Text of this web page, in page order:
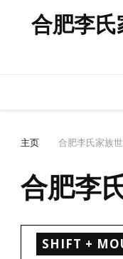
合肥李氏
主页 合肥李氏家族
合肥李
SHIFT +